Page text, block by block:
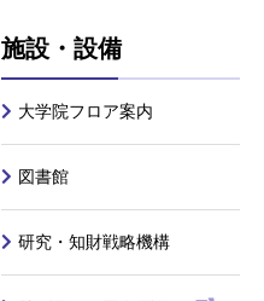
施設・設備
大学院フロア案内
図書館
研究・知財戦略機構